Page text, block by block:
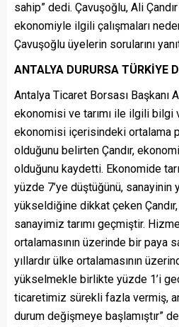
sahip” dedi. Çavuşoğlu, Ali
ekonomiyle ilgili çalışmaları
Çavuşoğlu üyelerin sorularını
ANTALYA DURURSA TÜRKİYE
Antalya Ticaret Borsası Başkanı
ekonomisi ve tarımı ile ilgili bilgi
ekonomisi içerisindeki ortalama
olduğunu belirten Çandır,
olduğunu kaydetti. Ekonomide
yüzde 7’ye düştüğünü, sanayinin
yükseldiğine dikkat çeken
sanayimiz tarımı geçmiştir.
ortalamasının üzerinde bir paya
yıllardır ülke ortalamasının
yükselmekle birlikte yüzde 1’i
ticaretimiz sürekli fazla vermiş,
durum değişmeye başlamıştır”